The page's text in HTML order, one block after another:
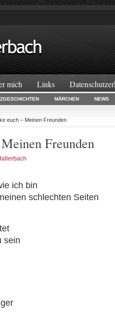
mich Links
MÄRCHEN NEWS
euch – Meinen Freunden
Freunden
ich bin
schlechten Seiten
sein